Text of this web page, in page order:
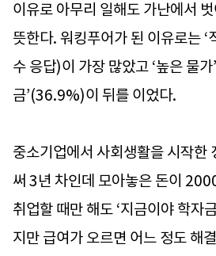
이유로 아무리 일해도 가난에서
뜻한다. 워킹푸어가 된 이유로는
수 응답)이 가장 많았고 ‘높은 물
금’(36.9%)이 뒤를 이었다.
중소기업에서 사회생활을 시작한
써 3년 차인데 모아놓은 돈이
취업할 때만 해도 ‘지금이야 학자
지만 급여가 오르면 어느 정도 해